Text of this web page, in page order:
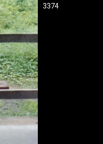
3374